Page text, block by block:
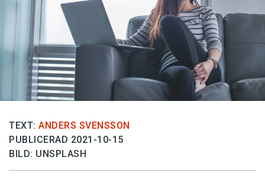
Föreslå nyord
Annonsera
Prenumerera
Läs Språktidningen digitalt
Press
TEXT: ANDERS SVENSSON
PUBLICERAD 2021-10-15
BILD: UNSPLASH